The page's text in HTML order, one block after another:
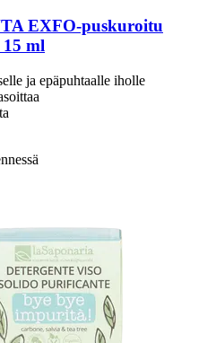
EXFO-​puskuroitu
ml
ja epäpuhtaalle iholle